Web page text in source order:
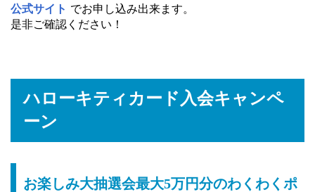
公式サイト でお申し込み出来ます。
是非ご確認ください！
ハローキティカード入会キャンペ
ーン
お楽しみ大抽選会最大5万円分のわくわくポ